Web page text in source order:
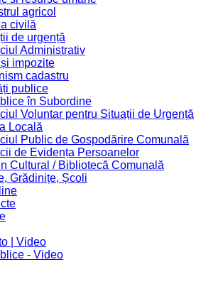
agricol
civilă
de urgență
Administrativ
impozite
cadastru
publice
în Subordine
Voluntar pentru Situații de Urgență
Locală
Public de Gospodărire Comunală
de Evidența Persoanelor
Cultural / Bibliotecă Comunală
Grădinițe, Școli
| Video
- Video